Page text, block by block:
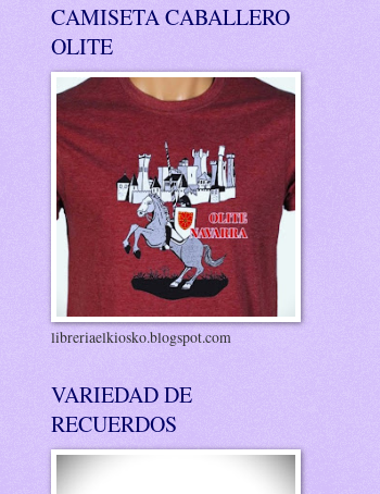
CAMISETA CABALLERO
OLITE
libreriaelkiosko.blogspot.com
VARIEDAD DE
RECUERDOS